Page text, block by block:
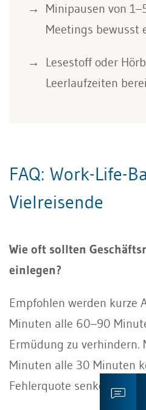
Minipausen von
Meetings bewusst
Lesestoff oder
Leerlaufzeiten
FAQ: Work-Life-
Vielreisende
Wie oft sollten
einlegen?
Empfohlen werden kurze
Minuten alle 60–90
Ermüdung zu verhindern.
Minuten alle 30 Minuten
Fehlerquote senken.